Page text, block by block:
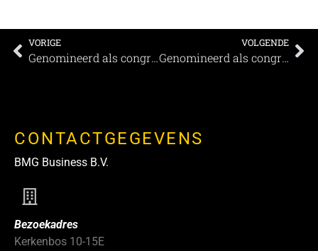
VORIGE
Genomineerd als congreslocatie: Resort Bad Boekelo
VOLGENDE
Genomineerd als congreslocatie: Koninklijke Jaarbeurs
CONTACTGEGEVENS
BMG Business B.V.
Bezoekadres
Kerkenbos 10-15E